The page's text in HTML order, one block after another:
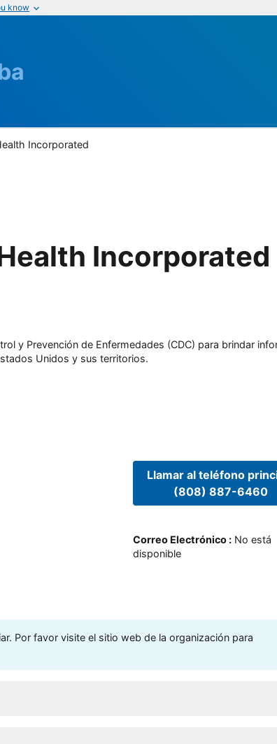
know
Incorporated
Incorporated
y Prevención de Enfermedades (CDC) para brindar
Unidos y sus territorios.
Llamar al teléfono
(808) 887-6460
Correo Electrónico: No está
disponible
Por favor visite el sitio web de la organización para